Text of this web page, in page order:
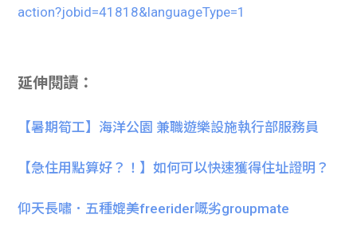
action?jobid=41818&languageType=1
延伸閱讀：
【暑期筍工】海洋公園 兼職遊樂設施執行部服務員
【急住用點算好？！】如何可以快速獲得住址證明？
仰天長嘯．五種媲美freerider嘅劣groupmate